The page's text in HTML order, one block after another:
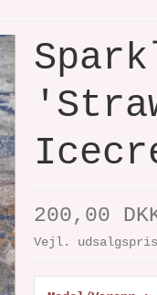
200,00
Vejl. udsalgspris